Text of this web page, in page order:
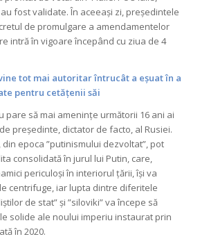
fost validate. În aceeași zi, președintele
de promulgare a amendamentelor
intră în vigoare începând cu ziua de 4
tot mai autoritar întrucât a eșuat în a
pentru cetățenii săi
pare să mai amenințe următorii 16 ani ai
președinte, dictator de facto, al Rusiei.
din epoca ”putinismului dezvoltat”, pot
consolidată în jurul lui Putin, care,
periculoși în interiorul țării, își va
centrifuge, iar lupta dintre diferitele
de stat” și ”siloviki” va începe să
solide ale noului imperiu instaurat prin
în 2020.